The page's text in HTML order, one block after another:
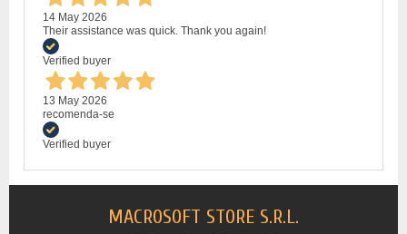
14 May 2026
Their assistance was quick. Thank you again!
Verified buyer
13 May 2026
recomenda-se
Verified buyer
MACROSOFT STORE S.R.L.